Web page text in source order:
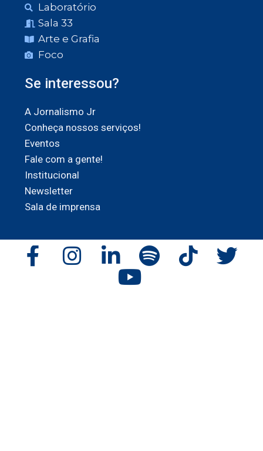
Laboratório
Sala 33
Arte e Grafia
Foco
Se interessou?
A Jornalismo Jr
Conheça nossos serviços!
Eventos
Fale com a gente!
Institucional
Newsletter
Sala de imprensa